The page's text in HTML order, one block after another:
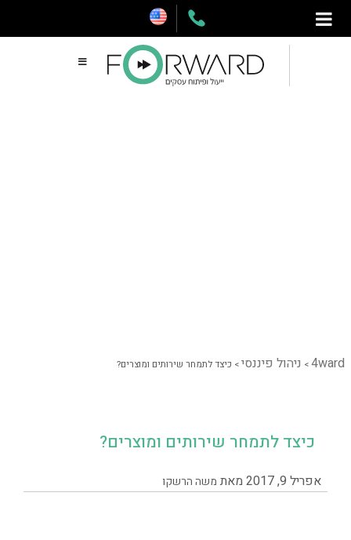
לתוכן
4ward
> ניהול פיננסי> כיצד לתמחר שירותים ומוצרים?
כיצד לתמחר שירותים ומוצרים?
אפריל 9, 2017 מאת משה הרשקו